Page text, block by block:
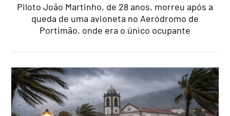
Piloto João Martinho, de 28 anos, morreu após a
queda de uma avioneta no Aeródromo de
Portimão, onde era o único ocupante